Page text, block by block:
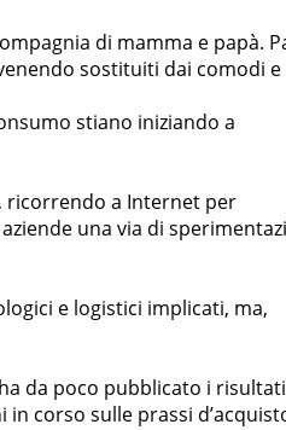
di mamma e papà.
sostituiti dai comodi e
stiano iniziando a
ricorrendo a Internet per
una via di
e logistici implicati, ma,
da poco pubblicato i risultati
corso sulle prassi